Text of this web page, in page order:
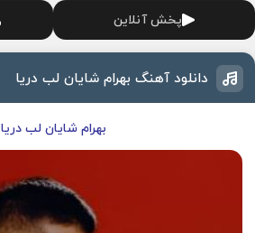
پخش آنلاین
دانلود آهنگ بهرام شایان لب دریا
بهرام شایان لب دریا